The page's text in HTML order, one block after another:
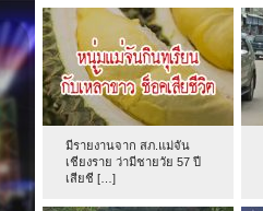
มีรายงานจาก สภ.แม่จัน
เชียงราย ว่ามีชายวัย 57 ปี
เสียชี […]